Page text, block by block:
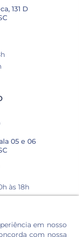
131 D
05 e 06
às 18h
em nosso
com nossa